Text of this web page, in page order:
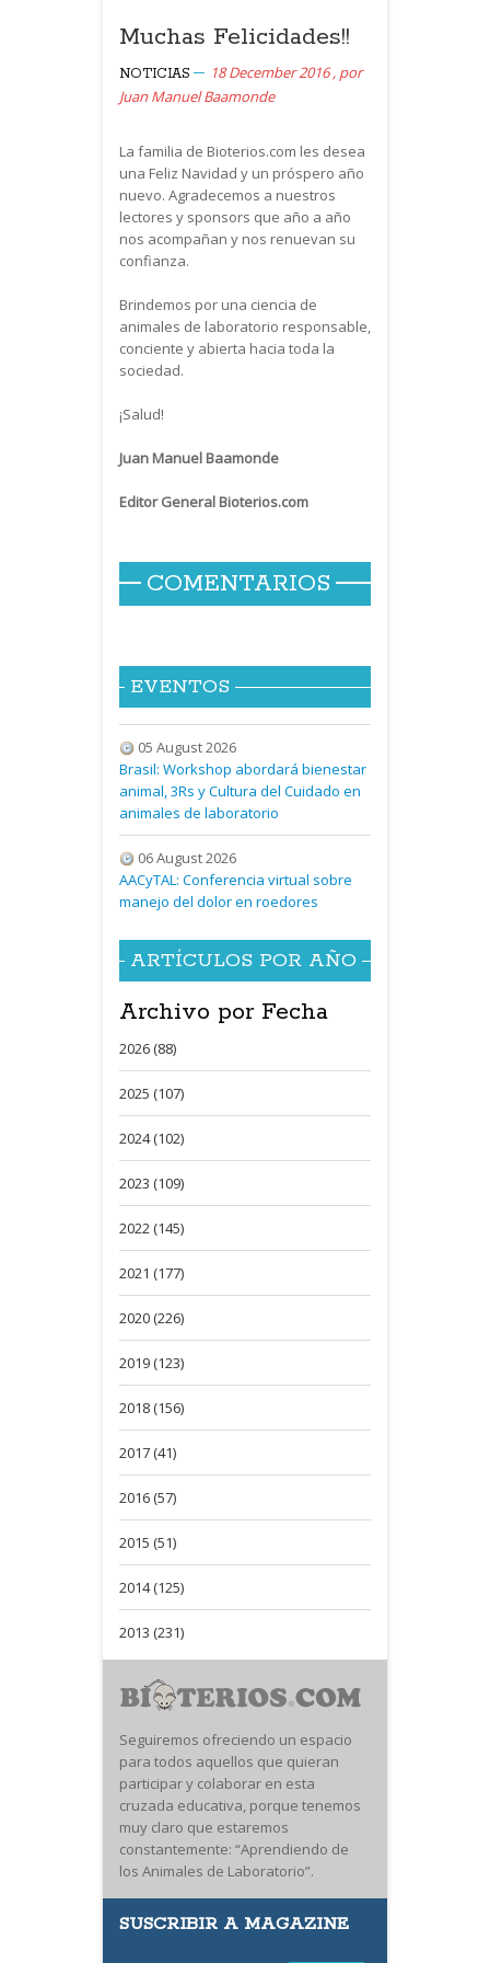
Muchas Felicidades!!
NOTICIAS 18 December 2016 , por
Juan Manuel Baamonde
La familia de Bioterios.com les desea
una Feliz Navidad y un próspero año
nuevo. Agradecemos a nuestros
lectores y sponsors que año a año
nos acompañan y nos renuevan su
confianza.
Brindemos por una ciencia de
animales de laboratorio responsable,
conciente y abierta hacia toda la
sociedad.
¡Salud!
Juan Manuel Baamonde
Editor General Bioterios.com
COMENTARIOS
EVENTOS
05 August 2026
Brasil: Workshop abordará bienestar
animal, 3Rs y Cultura del Cuidado en
animales de laboratorio
06 August 2026
AACyTAL: Conferencia virtual sobre
manejo del dolor en roedores
ARTÍCULOS POR AÑO
Archivo por Fecha
2026 (88)
2025 (107)
2024 (102)
2023 (109)
2022 (145)
2021 (177)
2020 (226)
2019 (123)
2018 (156)
2017 (41)
2016 (57)
2015 (51)
2014 (125)
2013 (231)
Seguiremos ofreciendo un espacio
para todos aquellos que quieran
participar y colaborar en esta
cruzada educativa, porque tenemos
muy claro que estaremos
constantemente: “Aprendiendo de
los Animales de Laboratorio”.
SUSCRIBIR A MAGAZINE